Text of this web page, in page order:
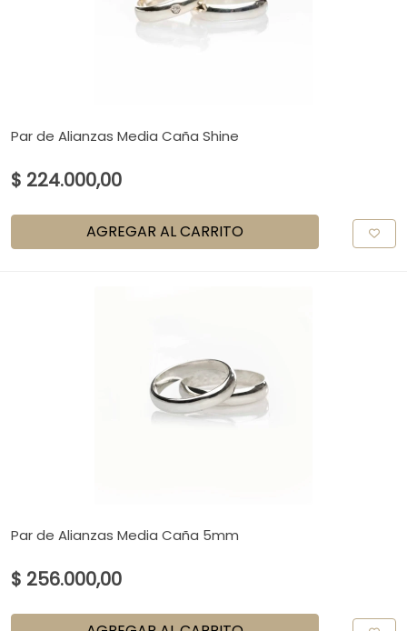
Par de Alianzas Media Caña Shine
$ 224.000,00
AGREGAR AL CARRITO
Par de Alianzas Media Caña 5mm
$ 256.000,00